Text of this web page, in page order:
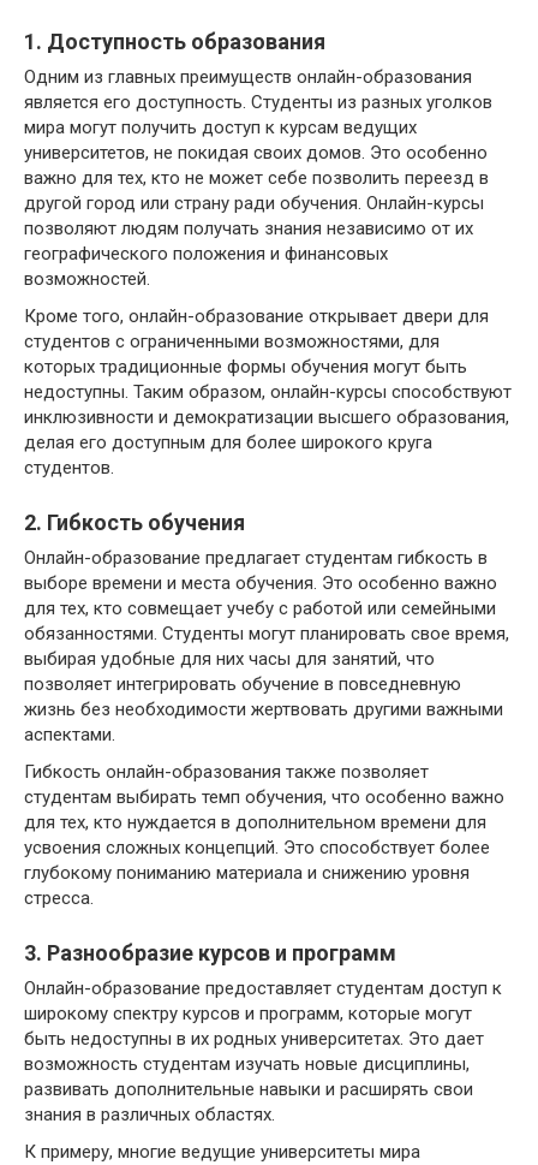
1. Доступность образования
Одним из главных преимуществ онлайн-образования
является его доступность. Студенты из разных уголков
мира могут получить доступ к курсам ведущих
университетов, не покидая своих домов. Это особенно
важно для тех, кто не может себе позволить переезд в
другой город или страну ради обучения. Онлайн-курсы
позволяют людям получать знания независимо от их
географического положения и финансовых
возможностей.
Кроме того, онлайн-образование открывает двери для
студентов с ограниченными возможностями, для
которых традиционные формы обучения могут быть
недоступны. Таким образом, онлайн-курсы способствуют
инклюзивности и демократизации высшего образования,
делая его доступным для более широкого круга
студентов.
2. Гибкость обучения
Онлайн-образование предлагает студентам гибкость в
выборе времени и места обучения. Это особенно важно
для тех, кто совмещает учебу с работой или семейными
обязанностями. Студенты могут планировать свое время,
выбирая удобные для них часы для занятий, что
позволяет интегрировать обучение в повседневную
жизнь без необходимости жертвовать другими важными
аспектами.
Гибкость онлайн-образования также позволяет
студентам выбирать темп обучения, что особенно важно
для тех, кто нуждается в дополнительном времени для
усвоения сложных концепций. Это способствует более
глубокому пониманию материала и снижению уровня
стресса.
3. Разнообразие курсов и программ
Онлайн-образование предоставляет студентам доступ к
широкому спектру курсов и программ, которые могут
быть недоступны в их родных университетах. Это дает
возможность студентам изучать новые дисциплины,
развивать дополнительные навыки и расширять свои
знания в различных областях.
К примеру, многие ведущие университеты мира